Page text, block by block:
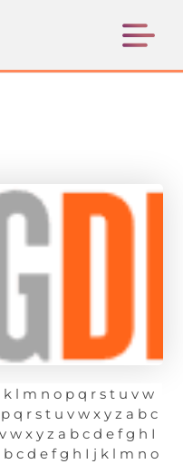
l m n o p q r s t u v w
q r s t u v w x y z a b c
w x y z a b c d e f g h I
c d e f g h I j k l m n o